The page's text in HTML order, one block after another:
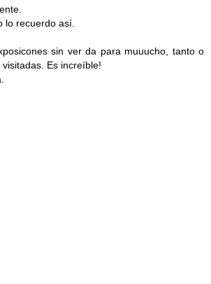
lo recuerdo así.
sin ver da para muuucho, tanto o
Es increíble!